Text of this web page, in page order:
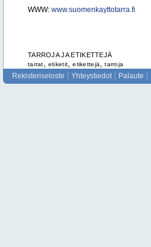
WWW: www.suomenkayttotarra.fi
TARROJA JA ETIKETTEJÄ
tarrat etiketit ,etikettejä ,tarroja
Rekisteriseloste Yhteystiedot Palaute